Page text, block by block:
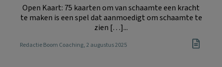
Open Kaart: 75 kaarten om van schaamte een kracht
te maken is een spel dat aanmoedigt om schaamte te
zien […]...
Redactie Boom Coaching, 2 augustus 2025